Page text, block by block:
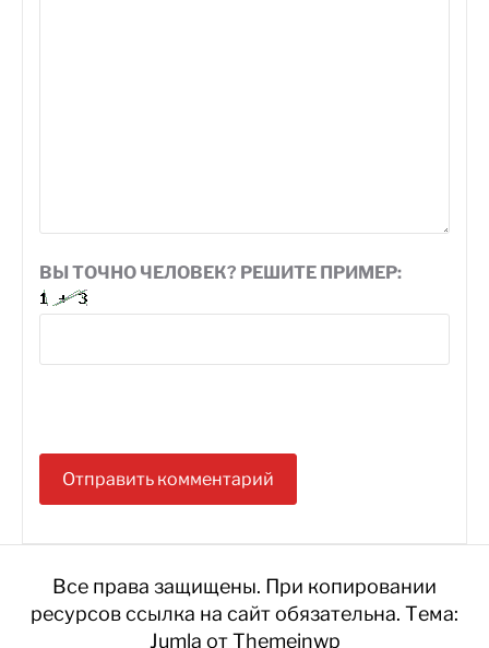
ВЫ ТОЧНО ЧЕЛОВЕК? РЕШИТЕ ПРИМЕР:
Все права защищены. При копировании
ресурсов ссылка на сайт обязательна. Тема:
Jumla отThemeinwp